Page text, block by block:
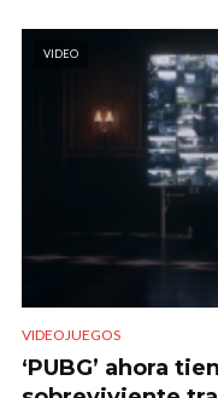
VIDEO
VIDEOJUEGOS
‘PUBG’ ahora